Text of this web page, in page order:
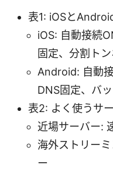
表1: iOSと
iOS: 自動接続
固定、分割ト
Android: 自動
DNS固定、バ
表2: よく使うサ
近場サーバー:
海外ストリー
ー